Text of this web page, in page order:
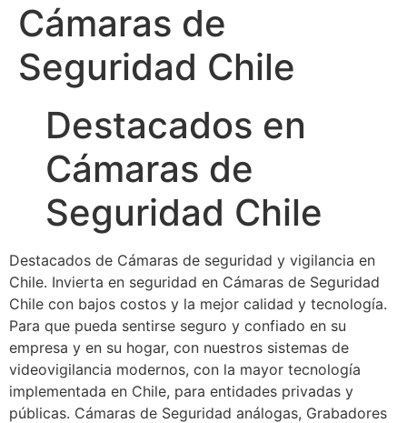
Cámaras de
Seguridad Chile
Destacados en
Cámaras de
Seguridad Chile
Destacados de Cámaras de seguridad y vigilancia en
Chile. Invierta en seguridad en Cámaras de Seguridad
Chile con bajos costos y la mejor calidad y tecnología.
Para que pueda sentirse seguro y confiado en su
empresa y en su hogar, con nuestros sistemas de
videovigilancia modernos, con la mayor tecnología
implementada en Chile, para entidades privadas y
públicas. Cámaras de Seguridad análogas, Grabadores